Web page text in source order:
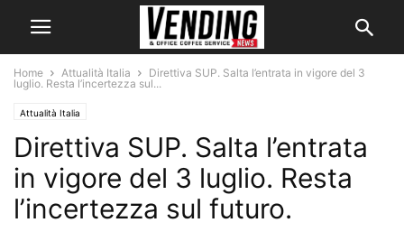
Home Attualità Italia
Direttiva SUP. Salta l’entrata in vigore del 3
luglio. Resta l’incertezza sul...
Attualità Italia
Direttiva SUP. Salta l’entrata
in vigore del 3 luglio. Resta
l’incertezza sul futuro.